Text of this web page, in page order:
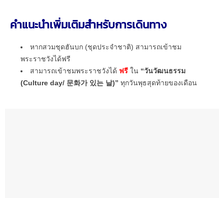
คำแนะนำเพิ่มเติมสำหรับการเดินทาง
หากสวมชุดฮันบก (ชุดประจำชาติ) สามารถเข้าชม
พระราชวังได้ฟรี
สามารถเข้าชมพระราชวังได้ ฟรี ใน “วันวัฒนธรรม
(Culture day/ 문화가 있는 날)” ทุกวันพุธสุดท้ายของเดือน